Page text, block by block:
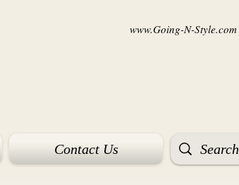
www.Going-N-Style.com
Contact Us